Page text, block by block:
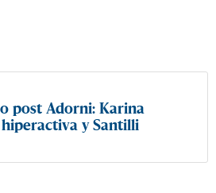
post Adorni: Karina
y Santilli